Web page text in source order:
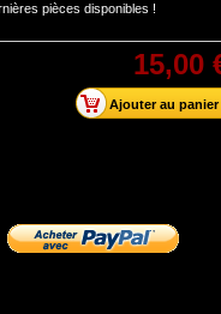
pièces disponibles !
15,00